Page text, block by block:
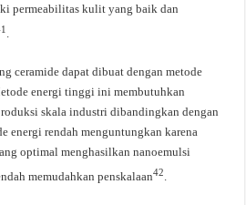
permeabilitas kulit yang baik dan
ceramide dapat dibuat dengan metode
energi tinggi ini membutuhkan
skala industri dibandingkan dengan
energi rendah menguntungkan karena
optimal menghasilkan nanoemulsi
memudahkan penskalaan42.